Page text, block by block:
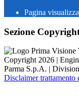
Pagina
Sezione
Copyright 2026 |
Parma S.p.A. |
Disclaimer trattamento